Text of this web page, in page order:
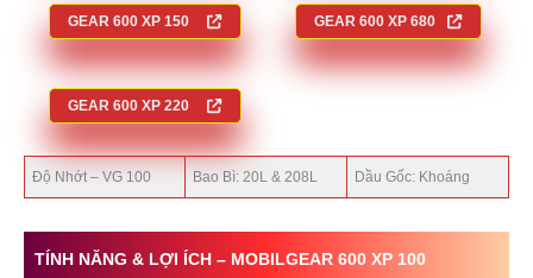
GEAR 600 XP 150 GEAR 600 XP680
GEAR 600 XP 220
Độ Nhớt – VG 100 Bao Bì: 20L & 208L Dầu Gốc: Khoáng
TÍNH NĂNG & LỢI ÍCH – MOBILGEAR 600 XP 100